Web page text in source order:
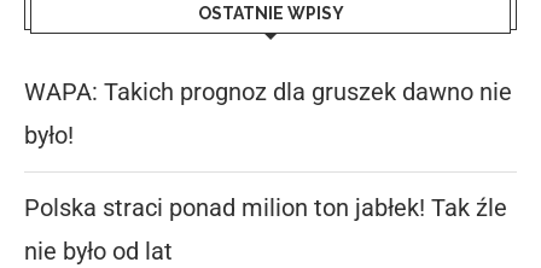
OSTATNIE WPISY
WAPA: Takich prognoz dla gruszek dawno nie
było!
Polska straci ponad milion ton jabłek! Tak źle
nie było od lat